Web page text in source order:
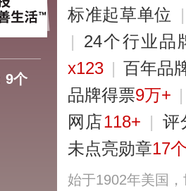
9个
标准起草单位
| 24个行业品
x123 | 百年品
品牌得票9万+
网店118+ | 评
未点亮勋章17
始于1902年美国